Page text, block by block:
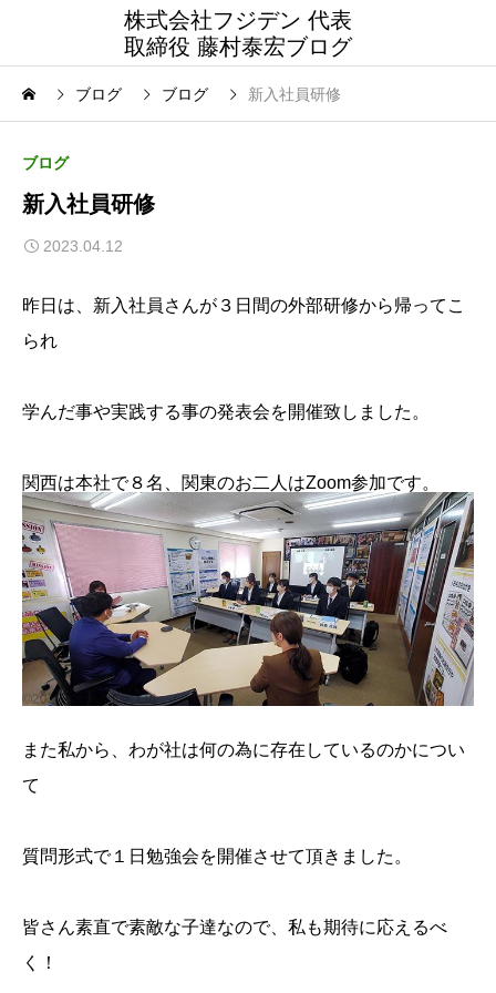
株式会社フジデン 代表
取締役 藤村泰宏ブログ
ブログ ブログ 新入社員研修
ブログ
新入社員研修
2023.04.12
昨日は、新入社員さんが３日間の外部研修から帰ってこ
られ
学んだ事や実践する事の発表会を開催致しました。
関西は本社で８名、関東のお二人はZoom参加です。
また私から、わが社は何の為に存在しているのかについ
て
質問形式で１日勉強会を開催させて頂きました。
皆さん素直で素敵な子達なので、私も期待に応えるべ
く！